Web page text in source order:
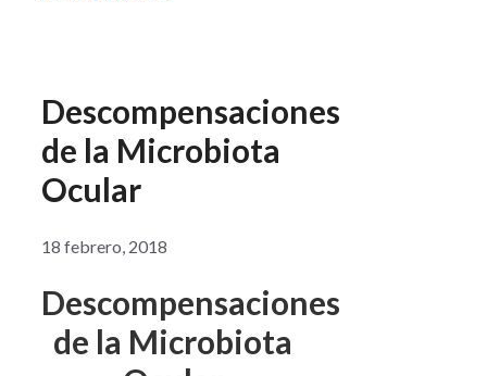
Descompensaciones
de la Microbiota
Ocular
18 febrero, 2018
Descompensaciones
de la Microbiota